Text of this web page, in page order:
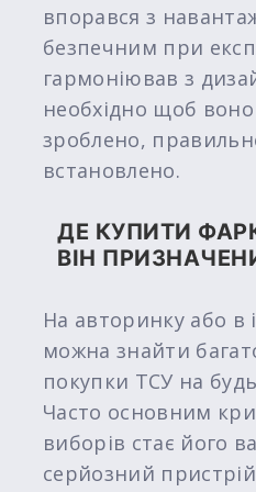
впорався з
безпечним при
гармоніював з
необхідно щоб воно
зроблено,
встановлено.
ДЕ КУПИТИ
ВІН
На авторинку або в
можна знайти
покупки ТСУ на
Часто основним
виборів стає його
серйозний